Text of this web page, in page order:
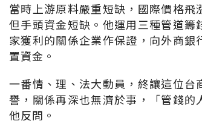
當時上游原料嚴重短缺，國際價格飛
但手頭資金短缺。他運用三種管道
家獲利的關係企業作保證，向外商
置資金。
一番情、理、法大動員，終讓這位
譽，關係再深也無濟於事，「管錢的
他反問。